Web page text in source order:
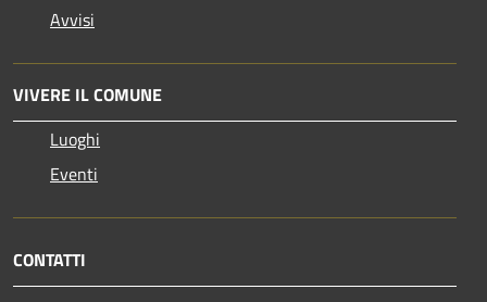
Avvisi
VIVERE IL COMUNE
Luoghi
Eventi
CONTATTI